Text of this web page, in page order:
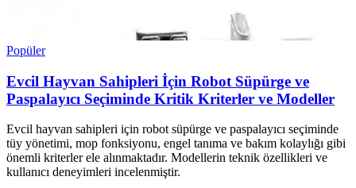
Popüler
Evcil Hayvan Sahipleri İçin Robot Süpürge ve
Paspalayıcı Seçiminde Kritik Kriterler ve Modeller
Evcil hayvan sahipleri için robot süpürge ve paspalayıcı seçiminde
tüy yönetimi, mop fonksiyonu, engel tanıma ve bakım kolaylığı gibi
önemli kriterler ele alınmaktadır. Modellerin teknik özellikleri ve
kullanıcı deneyimleri incelenmiştir.